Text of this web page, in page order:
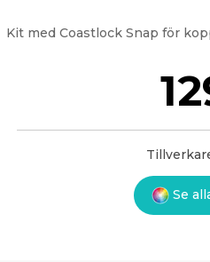
Kit med Coastlock Snap för
Se